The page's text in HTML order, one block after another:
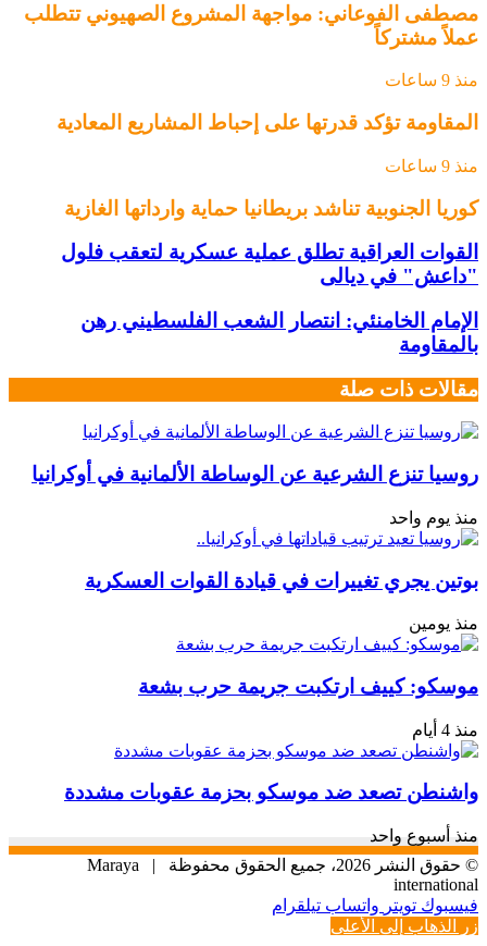
مصطفى الفوعاني: مواجهة المشروع الصهيوني تتطلب
عملاً مشتركاً
منذ 9 ساعات
المقاومة تؤكد قدرتها على إحباط المشاريع المعادية
منذ 9 ساعات
كوريا الجنوبية تناشد بريطانيا حماية وارداتها الغازية
القوات العراقية تطلق عملية عسكرية لتعقب فلول
"داعش" في ديالى
الإمام الخامنئي: انتصار الشعب الفلسطيني رهن
بالمقاومة
مقالات ذات صلة
روسيا تنزع الشرعية عن الوساطة الألمانية في أوكرانيا
منذ يوم واحد
بوتين يجري تغييرات في قيادة القوات العسكرية
منذ يومين
موسكو: كييف ارتكبت جريمة حرب بشعة
منذ 4 أيام
واشنطن تصعد ضد موسكو بحزمة عقوبات مشددة
منذ أسبوع واحد
© حقوق النشر 2026، جميع الحقوق محفوظة |
Maraya
international
فيسبوك تويتر واتساب تيلقرام
زر الذهاب إلى الأعلى